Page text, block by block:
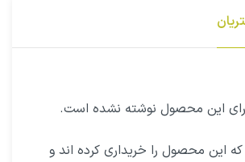
این محصول نوشته نشده است.
این محصول را خریداری کرده اند و